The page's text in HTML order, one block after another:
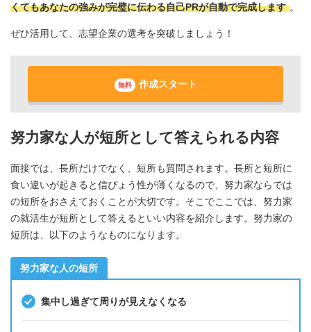
くてもあなたの強みが完璧に伝わる自己PRが自動で完成します 。
ぜひ活用して、志望企業の選考を突破しましょう！
無料 作成スタート
努力家な人が短所として答えられる内容
面接では、長所だけでなく、短所も質問されます。長所と短所に
食い違いが起きると信ぴょう性が薄くなるので、努力家ならでは
の短所をおさえておくことが大切です。そこでここでは、努力家
の就活生が短所として答えるといい内容を紹介します。努力家の
短所は、以下のようなものになります。
努力家な人の短所
集中し過ぎて周りが見えなくなる